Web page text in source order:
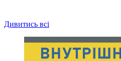
Дивитись всі